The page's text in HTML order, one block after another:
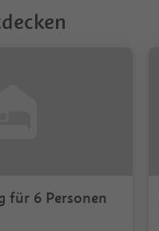
für 6 Personen